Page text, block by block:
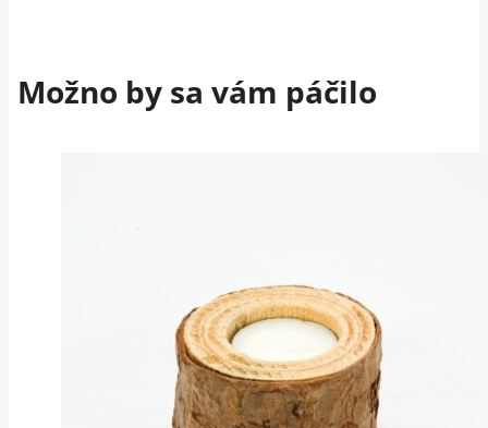
Možno by sa vám páčilo